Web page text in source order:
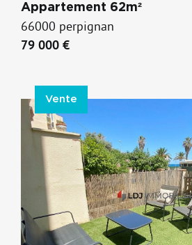
Appartement 62m²
66000 perpignan
79 000 €
Vente